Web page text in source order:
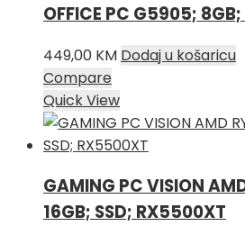
OFFICE PC G5905;
449,00 KM Dodaj u košaricu
Compare
Quick View
GAMING PC VISION
16GB; SSD; RX5500XT